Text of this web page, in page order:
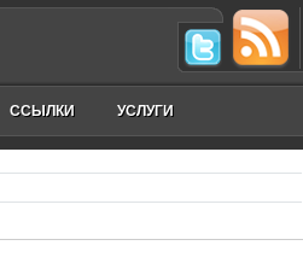
ССЫЛКИ УСЛУГИ